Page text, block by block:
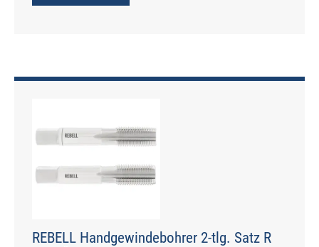
REBELL Handgewindebohrer 2-tlg. Satz R